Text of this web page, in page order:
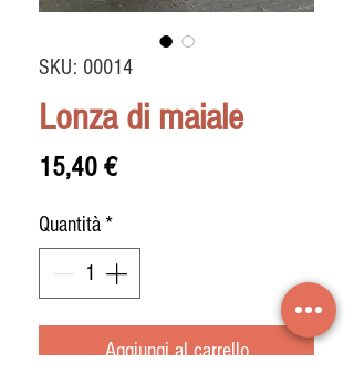
SKU: 00014
Lonza di maiale
15,40 €Prezzo
Quantità *
Aggiungi al carrello